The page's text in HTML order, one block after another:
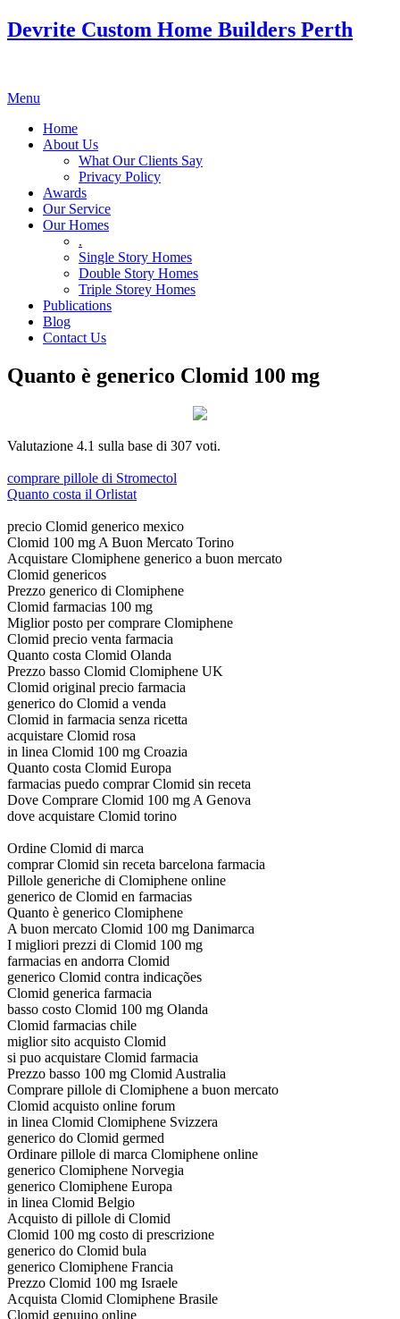
Devrite Custom Home Builders Perth
Menu
Home
About Us
What Our Clients Say
Privacy Policy
Awards
Our Service
Our Homes
.
Single Story Homes
Double Story Homes
Triple Storey Homes
Publications
Blog
Contact Us
Quanto è generico Clomid 100 mg
Valutazione 4.1 sulla base di 307 voti.
comprare pillole di Stromectol
Quanto costa il Orlistat
precio Clomid generico mexico
Clomid 100 mg A Buon Mercato Torino
Acquistare Clomiphene generico a buon mercato
Clomid genericos
Prezzo generico di Clomiphene
Clomid farmacias 100 mg
Miglior posto per comprare Clomiphene
Clomid precio venta farmacia
Quanto costa Clomid Olanda
Prezzo basso Clomid Clomiphene UK
Clomid original precio farmacia
generico do Clomid a venda
Clomid in farmacia senza ricetta
acquistare Clomid rosa
in linea Clomid 100 mg Croazia
Quanto costa Clomid Europa
farmacias puedo comprar Clomid sin receta
Dove Comprare Clomid 100 mg A Genova
dove acquistare Clomid torino
Ordine Clomid di marca
comprar Clomid sin receta barcelona farmacia
Pillole generiche di Clomiphene online
generico de Clomid en farmacias
Quanto è generico Clomiphene
A buon mercato Clomid 100 mg Danimarca
I migliori prezzi di Clomid 100 mg
farmacias en andorra Clomid
generico Clomid contra indicações
Clomid generica farmacia
basso costo Clomid 100 mg Olanda
Clomid farmacias chile
miglior sito acquisto Clomid
si puo acquistare Clomid farmacia
Prezzo basso 100 mg Clomid Australia
Comprare pillole di Clomiphene a buon mercato
Clomid acquisto online forum
in linea Clomid Clomiphene Svizzera
generico do Clomid germed
Ordinare pillole di marca Clomiphene online
generico Clomiphene Norvegia
generico Clomiphene Europa
in linea Clomid Belgio
Acquisto di pillole di Clomid
Clomid 100 mg costo di prescrizione
generico do Clomid bula
generico Clomiphene Francia
Prezzo Clomid 100 mg Israele
Acquista Clomid Clomiphene Brasile
Clomid genuino online